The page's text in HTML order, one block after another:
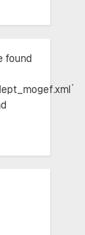
found